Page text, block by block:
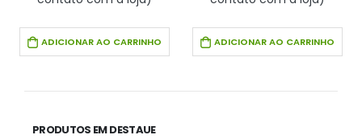
ADICIONAR AO CARRINHO ADICIONAR AO CARRINHO
PRODUTOS EM DESTAUE